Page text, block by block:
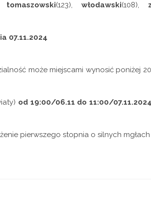
tomaszowski(123), włodawski(108),
07.11.2024
może miejscami wynosić poniżej
od 19:00/06.11 do 11:00/07.11.2024
pierwszego stopnia o silnych mgłach